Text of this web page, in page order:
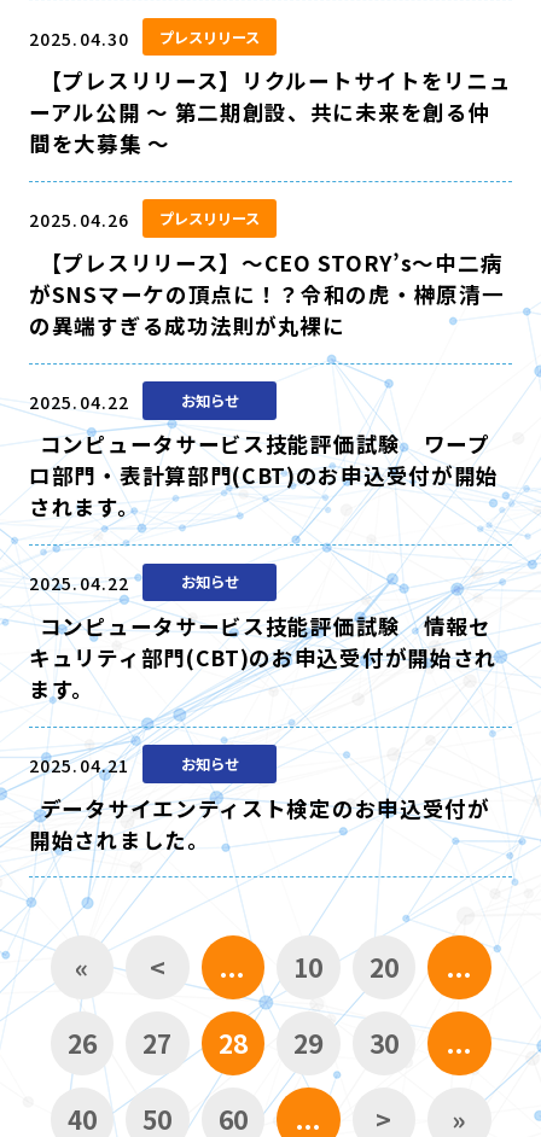
2025.04.30 プレスリリース
【プレスリリース】リクルートサイトをリニュ
ーアル公開 ～ 第二期創設、共に未来を創る仲
間を大募集 ～
2025.04.26 プレスリリース
【プレスリリース】～CEO STORY’s～中二病
がSNSマーケの頂点に！？令和の虎・榊󠄀原清一
の異端すぎる成功法則が丸裸に
2025.04.22 お知らせ
コンピュータサービス技能評価試験 ワープ
ロ部門・表計算部門(CBT)のお申込受付が開始
されます。
2025.04.22 お知らせ
コンピュータサービス技能評価試験 情報セ
キュリティ部門(CBT)のお申込受付が開始され
ます。
2025.04.21 お知らせ
データサイエンティスト検定のお申込受付が
開始されました。
« < ... 10 20 ...
26 27 28 29 30 ...
40 50 60 ... > »